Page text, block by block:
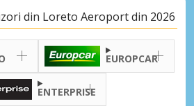
din Loreto Aeroport din 2026
EUROPCAR
ENTERPRISE